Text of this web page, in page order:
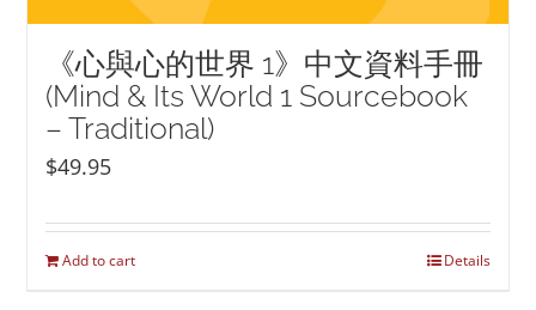
《心與心的世界 1》中文資料手冊
(Mind & Its World 1 Sourcebook
– Traditional)
$49.95
Add to cart Details